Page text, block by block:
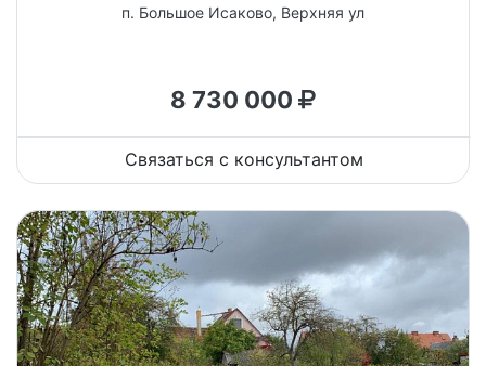
п. Большое Исаково, Верхняя ул
8 730 000
Связаться с консультантом